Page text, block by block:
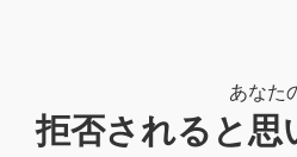
あなた
拒否されると思